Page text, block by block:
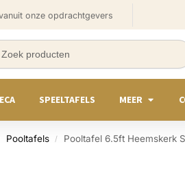
onze opdrachtgevers
SPEELTAFELS MEER
Pooltafels / Pooltafel 6.5ft Heemskerk